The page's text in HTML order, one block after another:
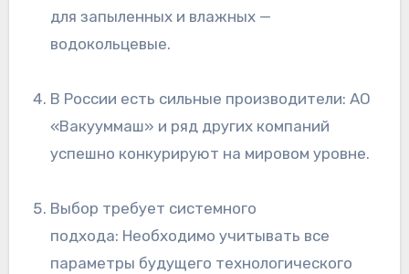
для запыленных и влажных —
водокольцевые.
В России есть сильные производители: АО
«Вакууммаш» и ряд других компаний
успешно конкурируют на мировом уровне.
Выбор требует системного
подхода: Необходимо учитывать все
параметры будущего технологического